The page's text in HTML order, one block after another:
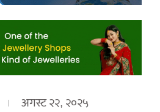
अगस्ट २२, २०२५